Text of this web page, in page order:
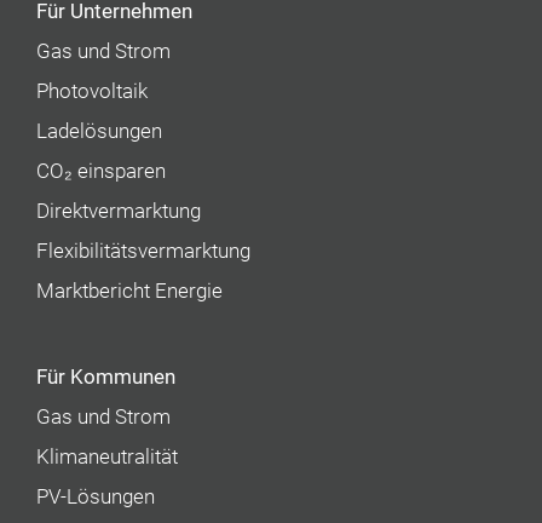
Für Unternehmen
Gas und Strom
Photovoltaik
Ladelösungen
CO₂ einsparen
Direktvermarktung
Flexibilitätsvermarktung
Marktbericht Energie
Für Kommunen
Gas und Strom
Klimaneutralität
PV-Lösungen